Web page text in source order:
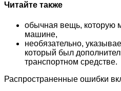
Читайте также
обычная вещь, которую
машине,
необязательно,
который был
транспортном средстве.
Распространенные ошибки